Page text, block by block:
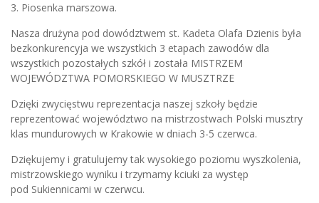
3. Piosenka marszowa.
Nasza drużyna pod dowództwem st. Kadeta Olafa Dzienis była
bezkonkurencyja we wszystkich 3 etapach zawodów dla
wszystkich pozostałych szkół i została MISTRZEM
WOJEWÓDZTWA POMORSKIEGO W MUSZTRZE
Dzięki zwycięstwu reprezentacja naszej szkoły będzie
reprezentować województwo na mistrzostwach Polski musztry
klas mundurowych w Krakowie w dniach 3-5 czerwca.
Dziękujemy i gratulujemy tak wysokiego poziomu wyszkolenia,
mistrzowskiego wyniku i trzymamy kciuki za występ
pod Sukiennicami w czerwcu.